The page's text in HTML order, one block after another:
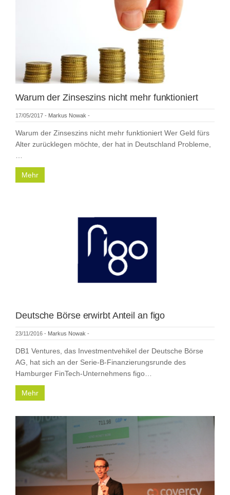
Warum der Zinseszins nicht mehr funktioniert
17/05/2017 - Markus Nowak -
Warum der Zinseszins nicht mehr funktioniert Wer Geld fürs
Alter zurücklegen möchte, der hat in Deutschland Probleme,
Mehr
Deutsche Börse erwirbt Anteil an figo
23/11/2016 - Markus Nowak -
DB1 Ventures, das Investmentvehikel der Deutsche Börse
AG, hat sich an der Serie-B-Finanzierungsrunde des
Hamburger FinTech-Unternehmens figo…
Mehr